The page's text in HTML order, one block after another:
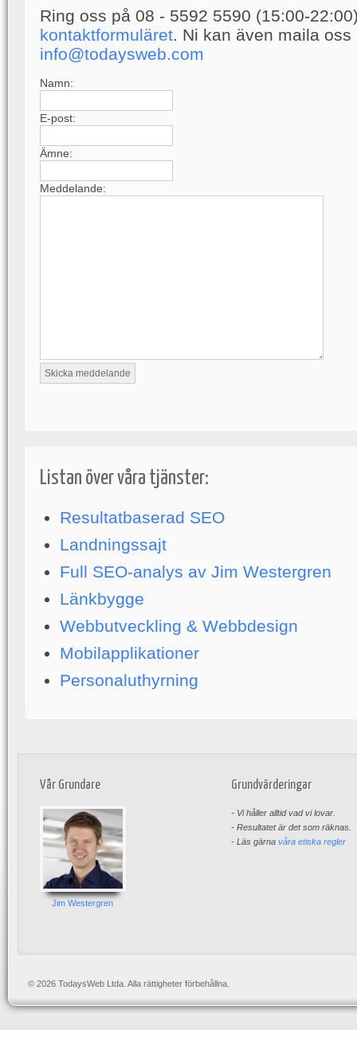
Ring oss på 08 - 5592 5590 (15:00-
kontaktformuläret. Ni kan även maila oss
info@todaysweb.com
Namn:
E-post:
Ämne:
Meddelande:
Listan över våra tjänster:
Resultatbaserad SEO
Landningssajt
Full SEO-analys av Jim Westergren
Länkbygge
Webbutveckling & Webbdesign
Mobilapplikationer
Personaluthyrning
Vår Grundare
Jim Westergren
Grundvärderingar
- Vi håller alltid vad vi lovar.
- Resultatet är det som räknas.
- Läs gärna våra etiska regler
© 2026 TodaysWeb Ltda. Alla rättigheter förbehållna.